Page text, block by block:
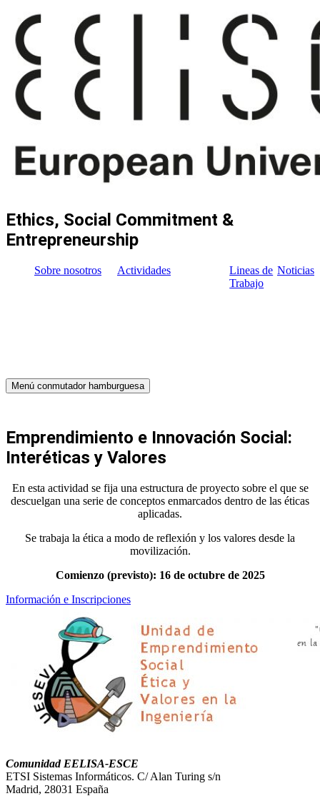
Ethics, Social Commitment &
Entrepreneurship
Sobre nosotros Actividades
Lineas de
Trabajo
Noticias
Menú conmutador hamburguesa
Emprendimiento e Innovación Social:
Interéticas y Valores
En esta actividad se fija una estructura de proyecto sobre el que se
descuelgan una serie de conceptos enmarcados dentro de las éticas
aplicadas.
Se trabaja la ética a modo de reflexión y los valores desde la
movilización.
Comienzo (previsto): 16 de octubre de 2025
Información e Inscripciones
Comunidad EELISA-ESCE
ETSI Sistemas Informáticos. C/ Alan Turing s/n
Madrid, 28031 España